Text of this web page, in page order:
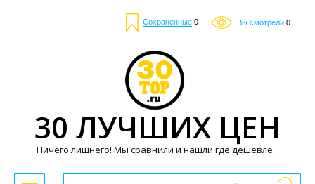
Сохраненные 0 Вы смотрели 0
30 ЛУЧШИХ ЦЕН
Ничего лишнего! Мы сравнили и нашли где дешевле.